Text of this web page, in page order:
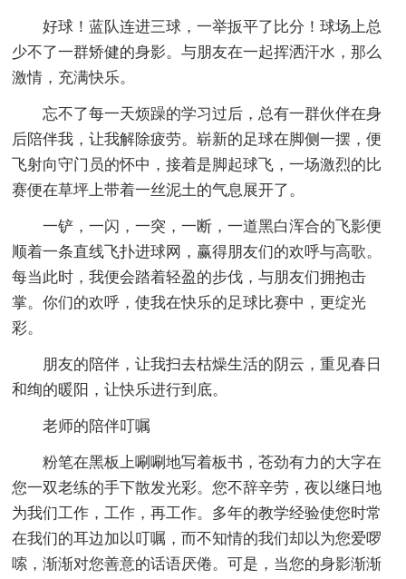
好球！蓝队连进三球，一举扳平了比分！球场上总
少不了一群矫健的身影。与朋友在一起挥洒汗水，那么
激情，充满快乐。
忘不了每一天烦躁的学习过后，总有一群伙伴在身
后陪伴我，让我解除疲劳。崭新的足球在脚侧一摆，便
飞射向守门员的怀中，接着是脚起球飞，一场激烈的比
赛便在草坪上带着一丝泥土的气息展开了。
一铲，一闪，一突，一断，一道黑白浑合的飞影便
顺着一条直线飞扑进球网，赢得朋友们的欢呼与高歌。
每当此时，我便会踏着轻盈的步伐，与朋友们拥抱击
掌。你们的欢呼，使我在快乐的足球比赛中，更绽光
彩。
朋友的陪伴，让我扫去枯燥生活的阴云，重见春日
和绚的暖阳，让快乐进行到底。
老师的陪伴叮嘱
粉笔在黑板上唰唰地写着板书，苍劲有力的大字在
您一双老练的手下散发光彩。您不辞辛劳，夜以继日地
为我们工作，工作，再工作。多年的教学经验使您时常
在我们的耳边加以叮嘱，而不知情的我们却以为您爱啰
嗦，渐渐对您善意的话语厌倦。可是，当您的身影渐渐